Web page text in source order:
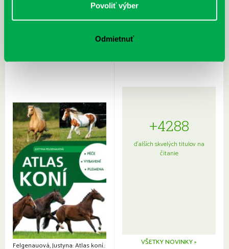
Povoliť výber
Odmietnuť
Sprievodca po hviezdnej oblohe
kompletný sprievodca
japonskou kuchyňou a etiketou
Felgenauová, Justyna: Atlas koní.:
+4288
ďalších skvelých titulov na
čítanie
VŠETKY NOVINKY »